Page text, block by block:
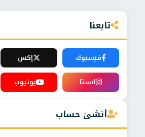
تابعنا
فيسبوك إكس
انستا
يوتيوب
أنشئ حساب